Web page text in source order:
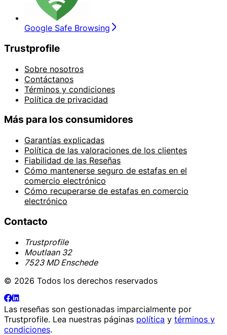
Google Safe Browsing
Trustprofile
Sobre nosotros
Contáctanos
Términos y condiciones
Política de privacidad
Más para los consumidores
Garantías explicadas
Política de las valoraciones de los clientes
Fiabilidad de las Reseñas
Cómo mantenerse seguro de estafas en el
comercio electrónico
Cómo recuperarse de estafas en comercio
electrónico
Contacto
Trustprofile
Moutlaan 32
7523 MD Enschede
© 2026 Todos los derechos reservados
Las reseñas son gestionadas imparcialmente por
Trustprofile. Lea nuestras páginas política y términos y
condiciones.